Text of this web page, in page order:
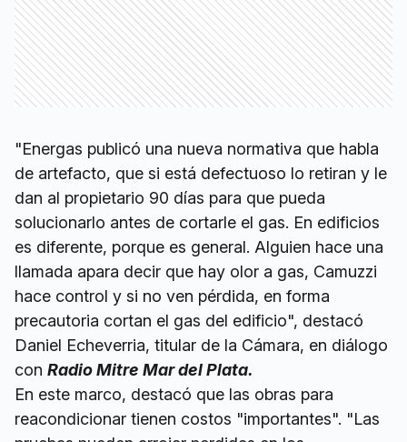
"Energas publicó una nueva normativa que habla
de artefacto, que si está defectuoso lo retiran y le
dan al propietario 90 días para que pueda
solucionarlo antes de cortarle el gas. En edificios
es diferente, porque es general. Alguien hace una
llamada apara decir que hay olor a gas, Camuzzi
hace control y si no ven pérdida, en forma
precautoria cortan el gas del edificio", destacó
Daniel Echeverria, titular de la Cámara, en diálogo
con Radio Mitre Mar del Plata.
En este marco, destacó que las obras para
reacondicionar tienen costos "importantes". "Las